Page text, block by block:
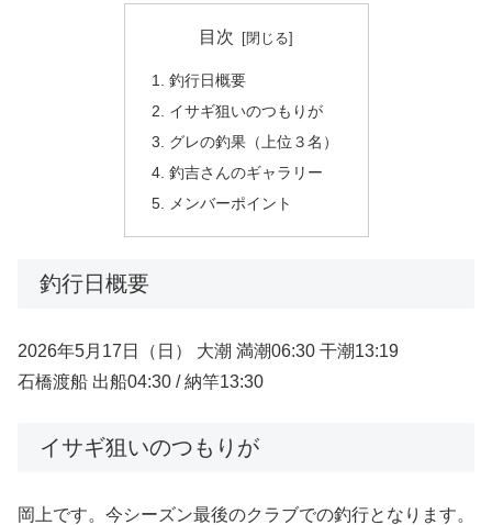
目次
釣行日概要
イサギ狙いのつもりが
グレの釣果（上位３名）
釣吉さんのギャラリー
メンバーポイント
釣行日概要
2026年5月17日（日） 大潮 満潮06:30 干潮13:19
石橋渡船 出船04:30 / 納竿13:30
イサギ狙いのつもりが
岡上です。今シーズン最後のクラブでの釣行となります。